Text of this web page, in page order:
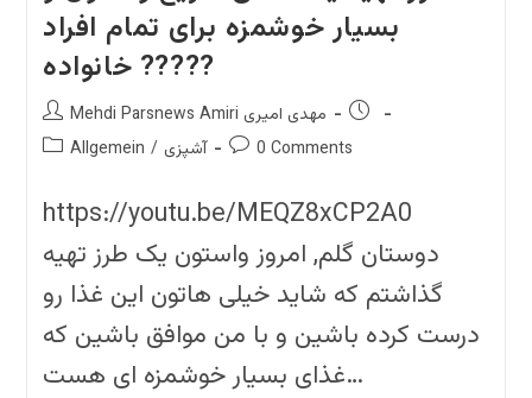
بسیار خوشمزه برای تمام افراد
خانواده ?????
Post
author:
Mehdi Parsnews Amiri مهدی امیری
Post
PostAllgemein / آشپزی
Post0 Comments
https://youtu.be/MEQZ8xCP2A0
دوستان گلم, امروز واستون یک طرز تهیه
گذاشتم که شاید خیلی هاتون این غذا رو
درست کرده باشین و با من موافق باشین که
غذای بسیار خوشمزه ای هست…